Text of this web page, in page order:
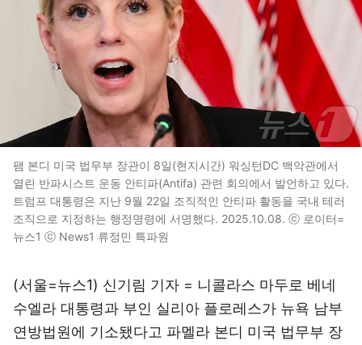
팸 본디 미국 법무부 장관이 8일(현지시간) 워싱턴DC 백악관에서
열린 반파시스트 운동 안티파(Antifa) 관련 회의에서 발언하고 있다.
트럼프 대통령은 지난 9월 22일 조직적인 안티파 활동을 국내 테러
조직으로 지정하는 행정명령에 서명했다. 2025.10.08. ⓒ 로이터=
뉴스1 ⓒ News1 류정민 특파원
(서울=뉴스1) 신기림 기자 = 니콜라스 마두로 베네
수엘라 대통령과 부인 실리아 플로레스가 뉴욕 남부
연방법원에 기소됐다고 파멜라 본디 미국 법무부 장